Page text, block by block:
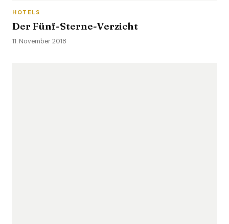
HOTELS
Der Fünf-Sterne-Verzicht
11. November 2018